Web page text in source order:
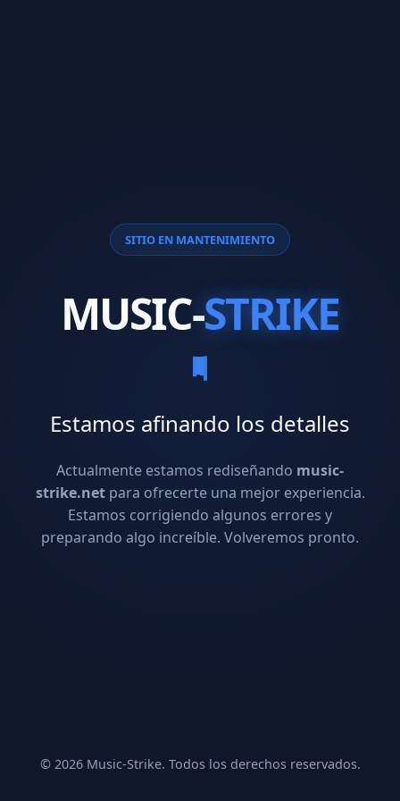
SITIO EN MANTENIMIENTO
MUSIC-STRIKE
Estamos afinando los detalles
Actualmente estamos rediseñando music-
strike.netpara ofrecerte una mejor experiencia.
Estamos corrigiendo algunos errores y
preparando algo increíble. Volveremos pronto.
© 2026 Music-Strike. Todos los derechos reservados.